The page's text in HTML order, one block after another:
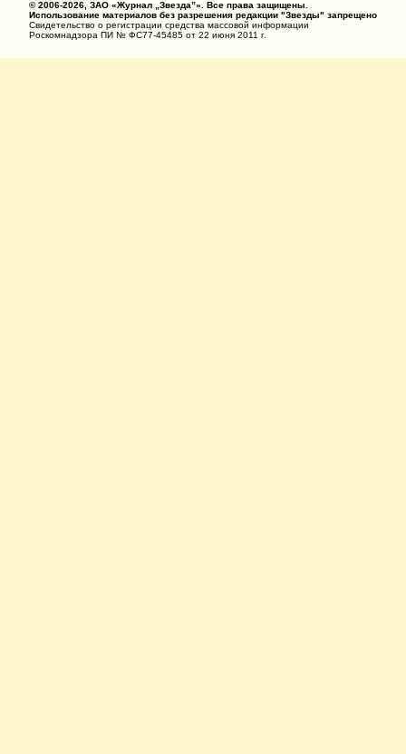
© 2006-2026, ЗАО «Журнал „Звезда”». Все права защищены.
Использование материалов без разрешения редакции "Звезды" запрещено
Свидетельство о регистрации средства массовой информации
Роскомнадзора ПИ № ФС77-45485 от 22 июня 2011 г.